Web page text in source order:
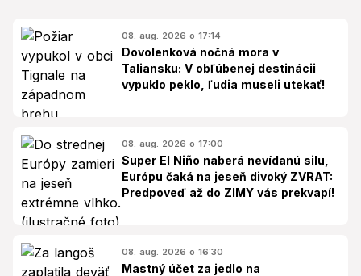
08. aug. 2026 o 17:14
Dovolenková nočná mora v
Taliansku: V obľúbenej destinácii
vypuklo peklo, ľudia museli utekať!
08. aug. 2026 o 17:00
Super El Niño naberá nevídanú silu,
Európu čaká na jeseň divoký ZVRAT:
Predpoveď až do ZIMY vás prekvapí!
08. aug. 2026 o 16:30
Mastný účet za jedlo na